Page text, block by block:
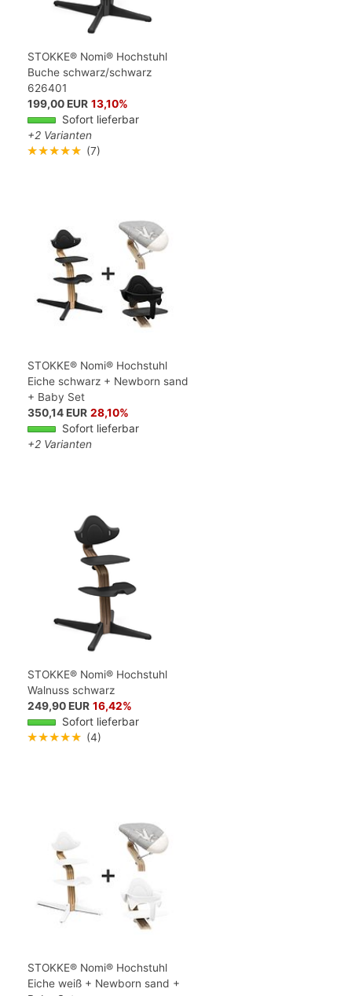
STOKKE® Nomi® Hochstuhl
Buche schwarz/schwarz
626401
199,00 EUR 13,10%
Sofort lieferbar
+2 Varianten
★★★★★ (7)
STOKKE® Nomi® Hochstuhl
Eiche schwarz + Newborn sand
+ Baby Set
350,14 EUR 28,10%
Sofort lieferbar
+2 Varianten
STOKKE® Nomi® Hochstuhl
Walnuss schwarz
249,90 EUR 16,42%
Sofort lieferbar
★★★★★ (4)
STOKKE® Nomi® Hochstuhl
Eiche weiß + Newborn sand +